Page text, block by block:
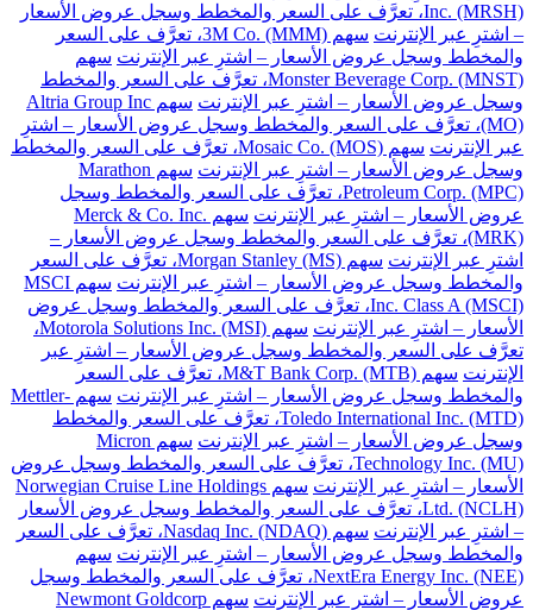
Inc. (MRSH)، تعرَّف على السعر والمخطط وسجل عروض الأسعار
– اشترِ عبر الإنترنت
سهم 3M Co. (MMM)، تعرَّف على السعر
والمخطط وسجل عروض الأسعار – اشترِ عبر الإنترنت سهم
Monster Beverage Corp. (MNST)، تعرَّف على السعر والمخطط
وسجل عروض الأسعار – اشترِ عبر الإنترنت
سهم Altria Group Inc
(MO)، تعرَّف على السعر والمخطط وسجل عروض الأسعار – اشترِ
عبر الإنترنت
سهم Mosaic Co. (MOS)، تعرَّف على السعر والمخطط
وسجل عروض الأسعار – اشترِ عبر الإنترنت
سهم Marathon
Petroleum Corp. (MPC)، تعرَّف على السعر والمخطط وسجل
عروض الأسعار – اشترِ عبر الإنترنت
سهم Merck & Co. Inc.
(MRK)، تعرَّف على السعر والمخطط وسجل عروض الأسعار –
اشترِ عبر الإنترنت
سهم Morgan Stanley (MS)، تعرَّف على السعر
والمخطط وسجل عروض الأسعار – اشترِ عبر الإنترنت
سهم MSCI
Inc. Class A (MSCI)، تعرَّف على السعر والمخطط وسجل عروض
الأسعار – اشترِ عبر الإنترنت
سهم Motorola Solutions Inc. (MSI)،
تعرَّف على السعر والمخطط وسجل عروض الأسعار – اشترِ عبر
الإنترنت
سهم M&T Bank Corp. (MTB)، تعرَّف على السعر
والمخطط وسجل عروض الأسعار – اشترِ عبر الإنترنت
سهم Mettler-
Toledo International Inc. (MTD)، تعرَّف على السعر والمخطط
وسجل عروض الأسعار – اشترِ عبر الإنترنت
سهم Micron
Technology Inc. (MU)، تعرَّف على السعر والمخطط وسجل عروض
الأسعار – اشترِ عبر الإنترنت
سهم Norwegian Cruise Line Holdings
Ltd. (NCLH)، تعرَّف على السعر والمخطط وسجل عروض الأسعار
– اشترِ عبر الإنترنت
سهم Nasdaq Inc. (NDAQ)، تعرَّف على السعر
والمخطط وسجل عروض الأسعار – اشترِ عبر الإنترنت سهم
NextEra Energy Inc. (NEE)، تعرَّف على السعر والمخطط وسجل
عروض الأسعار – اشترِ عبر الإنترنت
سهم Newmont Goldcorp